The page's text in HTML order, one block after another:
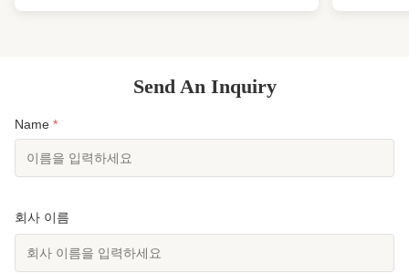
장갑 및 부츠, 높은 가시성의 안전 기능을 결합했습
를 가두고 대류열 손실을 최소화하여 장시간 침수 시
재입니다.
Send An Inquiry
Name *
회사 이름